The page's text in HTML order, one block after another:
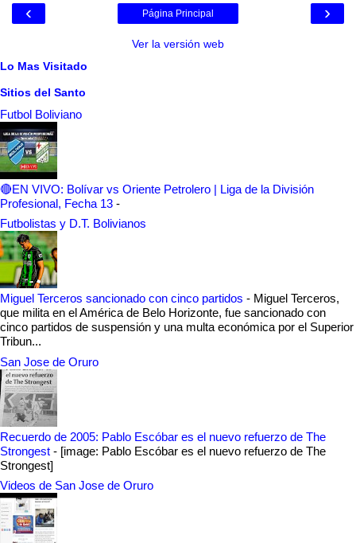
‹ ›
Página Principal
Ver la versión web
Lo Mas Visitado
Sitios del Santo
Futbol Boliviano
🔴EN VIVO: Bolívar vs Oriente Petrolero | Liga de la División
Profesional, Fecha 13 -
Futbolistas y D.T. Bolivianos
Miguel Terceros sancionado con cinco partidos - Miguel Terceros,
que milita en el América de Belo Horizonte, fue sancionado con
cinco partidos de suspensión y una multa económica por el Superior
Tribun...
San Jose de Oruro
Recuerdo de 2005: Pablo Escóbar es el nuevo refuerzo de The
Strongest - [image: Pablo Escóbar es el nuevo refuerzo de The
Strongest]
Videos de San Jose de Oruro